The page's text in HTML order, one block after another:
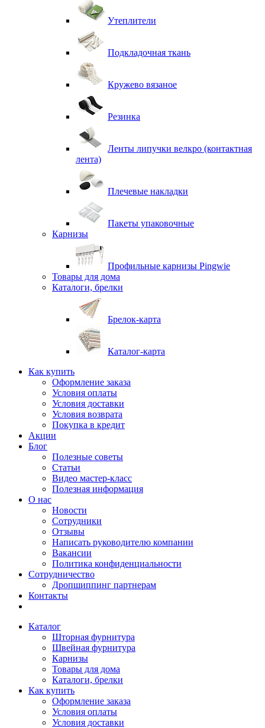
Утеплители
Подкладочная ткань
Кружево вязаное
Резинка
Ленты липучки велкро (контактная
лента)
Плечевые накладки
Пакеты упаковочные
Карнизы
Профильные карнизы Pingwie
Товары для дома
Каталоги, брелки
Брелок-карта
Каталог-карта
Как купить
Оформление заказа
Условия оплаты
Условия доставки
Условия возврата
Покупка в кредит
Акции
Блог
Полезные советы
Статьи
Видео мастер-класс
Полезная информация
О нас
Новости
Сотрудники
Отзывы
Написать руководителю компании
Вакансии
Политика конфиденциальности
Сотрудничество
Дропшиппинг партнерам
Контакты
Каталог
Шторная фурнитура
Швейная фурнитура
Карнизы
Товары для дома
Каталоги, брелки
Как купить
Оформление заказа
Условия оплаты
Условия доставки